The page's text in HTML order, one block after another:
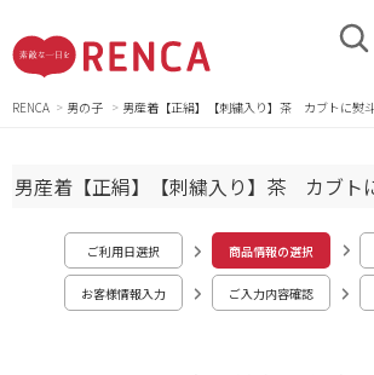
RENCA 男の子 男産着【正絹】【刺繍入り】茶 カブトに熨
男産着【正絹】【刺繍入り】茶 カブト
ご利用日選択 商品情報の選択
お客様情報入力 ご入力内容確認